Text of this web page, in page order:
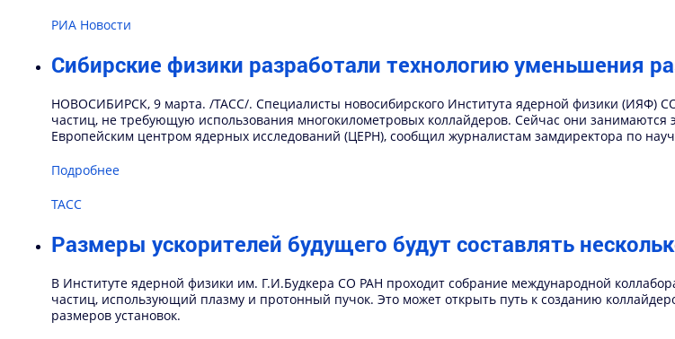
РИА Новости
Сибирские физики разработали технологию уменьшения
НОВОСИБИРСК, 9 марта. /ТАСС/. Специалисты новосибирского Института ядерной физики (ИЯФ)
частиц, не требующую использования многокилометровых коллайдеров. Сейчас они
Европейским центром ядерных исследований (ЦЕРН), сообщил журналистам замдиректора по
Подробнее
ТАСС
Размеры ускорителей будущего будут составлять
В Институте ядерной физики им. Г.И.Будкера СО РАН проходит собрание международной
частиц, использующий плазму и протонный пучок. Это может открыть путь к созданию
размеров установок.